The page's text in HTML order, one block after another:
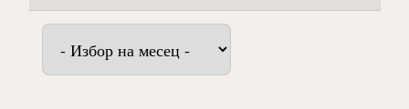
Архив